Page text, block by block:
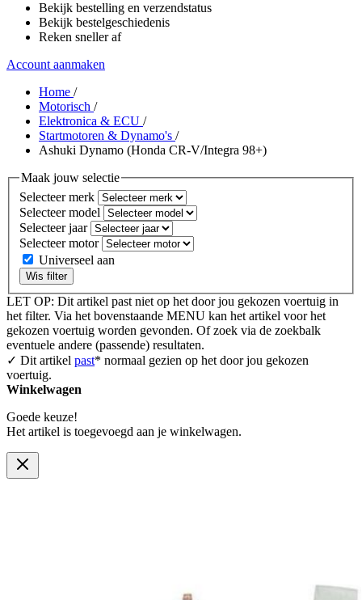
Bekijk bestelling en verzendstatus
Bekijk bestelgeschiedenis
Reken sneller af
Account aanmaken
Home /
Motorisch /
Elektronica & ECU /
Startmotoren & Dynamo's /
Ashuki Dynamo (Honda CR-V/Integra 98+)
Maak jouw selectie
Selecteer merk
Selecteer model
Selecteer jaar
Selecteer motor
Universeel aan
Wis filter
LET OP: Dit artikel past niet op het door jou gekozen voertuig in
het filter. Via het bovenstaande MENU kan het artikel voor het
gekozen voertuig worden gevonden. Of zoek via de zoekbalk
eventuele andere (passende) resultaten.
✓ Dit artikel past* normaal gezien op het door jou gekozen
voertuig.
Winkelwagen
Goede keuze!
Het artikel is toegevoegd aan je winkelwagen.